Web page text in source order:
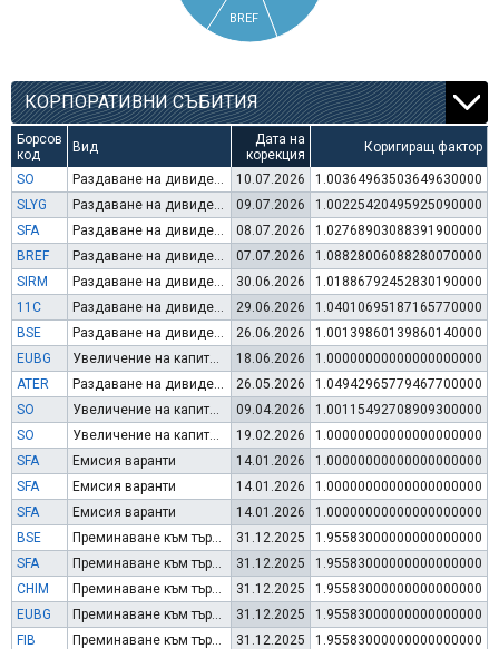
BREF
КОРПОРАТИВНИ СЪБИТИЯ
Борсов
код
Вид
Дата на
корекция
Коригиращ фактор
SO Раздаване на дивидент 10.07.2026
1.00364963503649630000
SLYG
Раздаване на дивидент 09.07.2026
1.00225420495925090000
SFA
Раздаване на дивидент 08.07.2026
1.02768903088391900000
BREF
Раздаване на дивидент 07.07.2026
1.08828006088280070000
SIRM
Раздаване на дивидент 30.06.2026
1.01886792452830190000
11C
Раздаване на дивидент 29.06.2026
1.04010695187165770000
BSE
Раздаване на дивидент 26.06.2026
1.00139860139860140000
EUBG
Увеличение на капитал (упражняване на варанти) 18.06.2026
1.00000000000000000000
ATER
Раздаване на дивидент 26.05.2026
1.04942965779467700000
SO
Увеличение на капитал (права) 09.04.2026
1.00115492708909300000
SO
Увеличение на капитал по чл.112, ал.3 от ЗППЦК 19.02.2026
1.00000000000000000000
SFA
Емисия варанти 14.01.2026
1.00000000000000000000
SFA
Емисия варанти 14.01.2026
1.00000000000000000000
SFA
Емисия варанти 14.01.2026
1.00000000000000000000
BSE
Преминаване към търговия в Евро 31.12.2025
1.95583000000000000000
SFA
Преминаване към търговия в Евро 31.12.2025
1.95583000000000000000
CHIM
Преминаване към търговия в Евро 31.12.2025
1.95583000000000000000
EUBG
Преминаване към търговия в Евро 31.12.2025
1.95583000000000000000
FIB
Преминаване към търговия в Евро 31.12.2025
1.95583000000000000000